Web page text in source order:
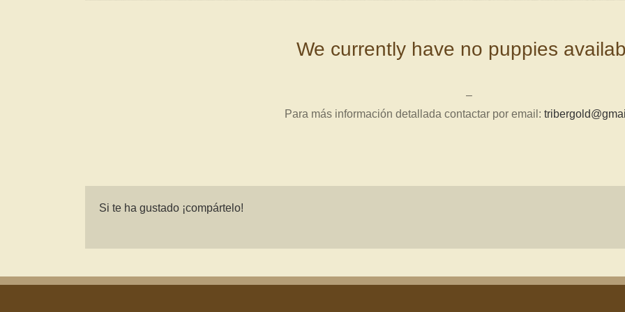
We currently have no puppies
–
Para más información detallada contactar por email:
Si te ha gustado ¡compártelo!